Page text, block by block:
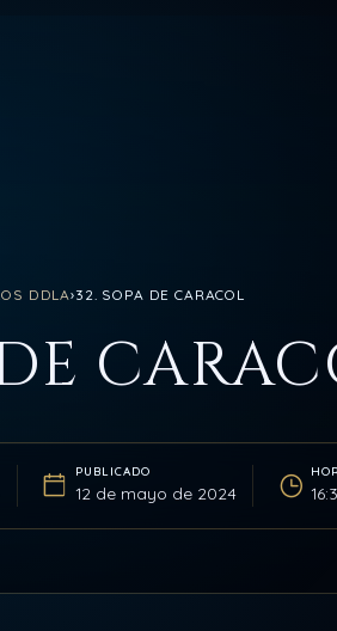
DDLA›32. SOPA DE CARACOL
PUBLICADO
12 de mayo de 2024